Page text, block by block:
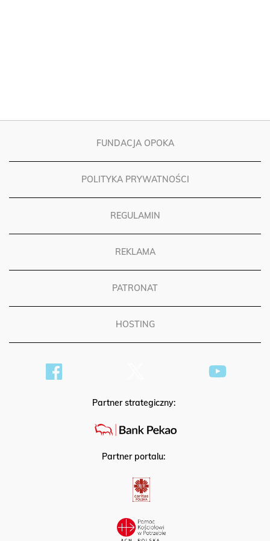
FUNDACJA OPOKA
POLITYKA PRYWATNOŚCI
REGULAMIN
REKLAMA
PATRONAT
HOSTING
Partner strategiczny:
Partner portalu: